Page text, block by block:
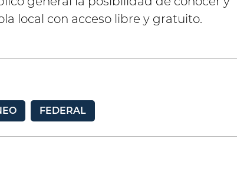
local con acceso libre y gratuito.
FEDERAL